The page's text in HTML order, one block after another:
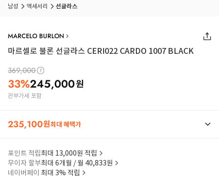
남성 액세서리 선글라스
MARCELO BURLON
마르셀로 불론 선글라스 CERI022 CARDO 1007 BLACK
369,000
33%245,000원
관부가세 포함
235,100원최대 혜택가
포인트 적립최대 13,000원 적립
무이자 할부최대 6개월 / 월 40,833원
네이버페이 최대 3% 적립